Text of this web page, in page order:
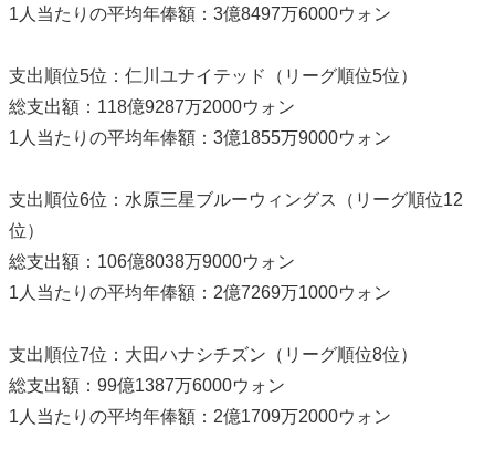
1人当たりの平均年俸額：3億8497万6000ウォン
支出順位5位：仁川ユナイテッド（リーグ順位5位）
総支出額：118億9287万2000ウォン
1人当たりの平均年俸額：3億1855万9000ウォン
支出順位6位：水原三星ブルーウィングス（リーグ順位12
位）
総支出額：106億8038万9000ウォン
1人当たりの平均年俸額：2億7269万1000ウォン
支出順位7位：大田ハナシチズン（リーグ順位8位）
総支出額：99億1387万6000ウォン
1人当たりの平均年俸額：2億1709万2000ウォン